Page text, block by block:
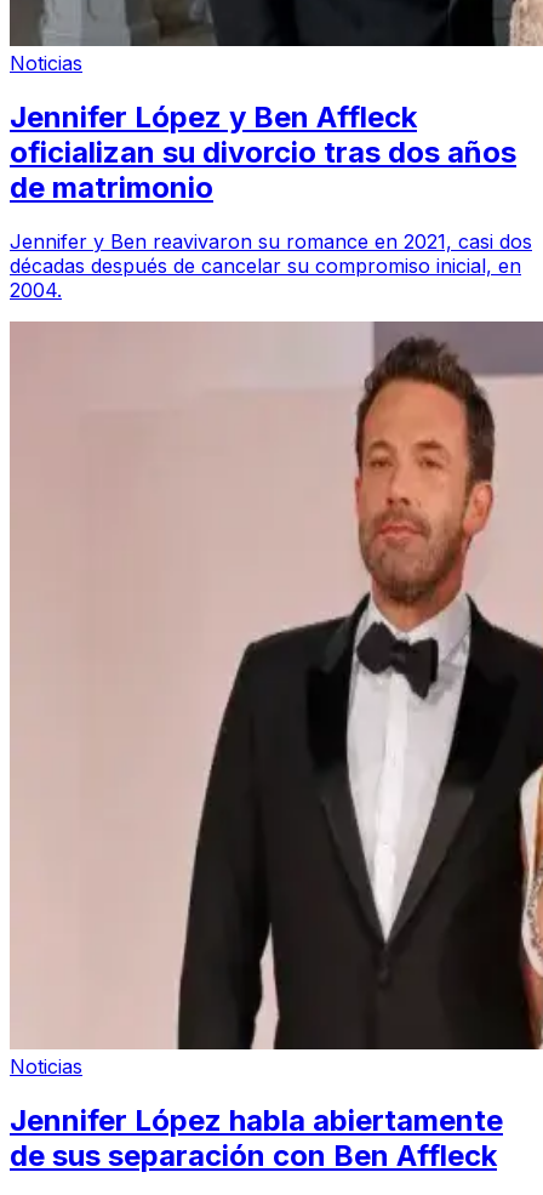
Noticias
Jennifer López y Ben Affleck
oficializan su divorcio tras dos años
de matrimonio
Jennifer y Ben reavivaron su romance en 2021, casi dos
décadas después de cancelar su compromiso inicial, en
2004.
Noticias
Jennifer López habla abiertamente
de sus separación con Ben Affleck